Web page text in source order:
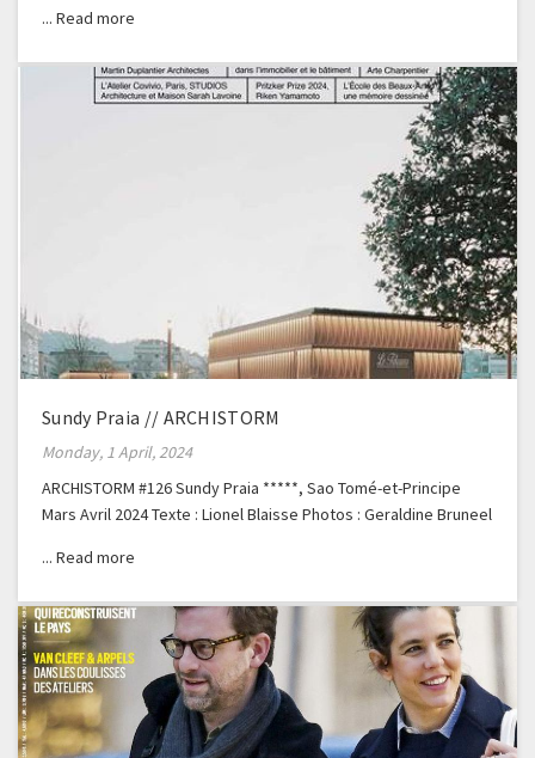
Sundy Praia // ARCHISTORM
Monday, 1 April, 2024
ARCHISTORM #126 Sundy Praia *****, Sao Tomé-et-Principe
Mars Avril 2024 Texte : Lionel Blaisse Photos : Geraldine Bruneel